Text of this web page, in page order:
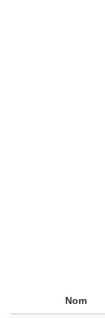
Nom